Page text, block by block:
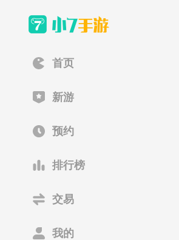
首页
新游
预约
排行榜
交易
我的